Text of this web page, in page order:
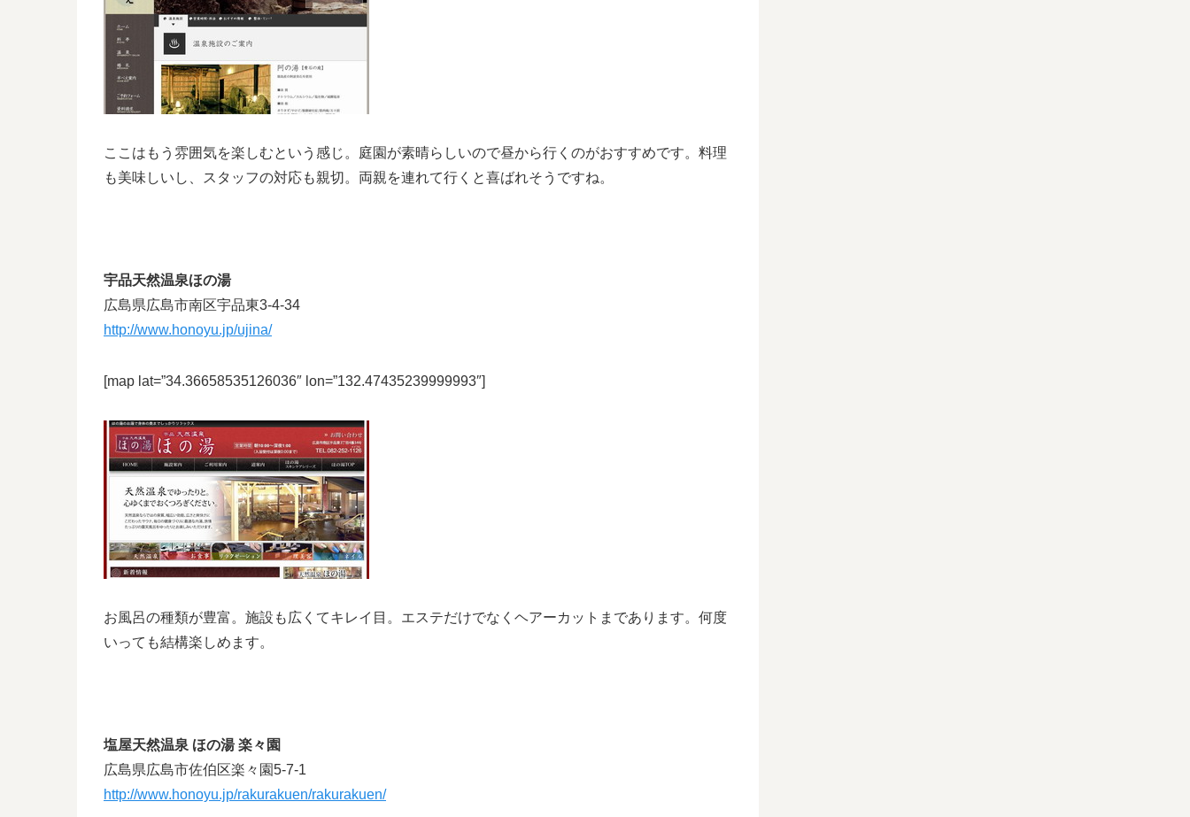
ここはもう雰囲気を楽しむという感じ。庭園が素晴らしいので昼から行くのがおすすめです。料理
も美味しいし、スタッフの対応も親切。両親を連れて行くと喜ばれそうですね。
宇品天然温泉ほの湯
広島県広島市南区宇品東3-4-34
http://www.honoyu.jp/ujina/
[map lat=”34.36658535126036″ lon=”132.47435239999993″]
お風呂の種類が豊富。施設も広くてキレイ目。エステだけでなくヘアーカットまであります。何度
いっても結構楽しめます。
塩屋天然温泉 ほの湯 楽々園
広島県広島市佐伯区楽々園5-7-1
http://www.honoyu.jp/rakurakuen/rakurakuen/